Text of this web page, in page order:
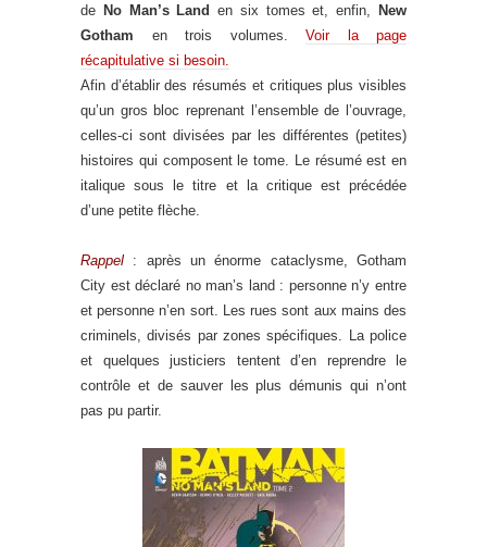
de No Man’s Land en six tomes et, enfin,
New
Gotham en trois volumes. Voir la page
récapitulative si besoin.
Afin d’établir des résumés et critiques plus visibles
qu’un gros bloc reprenant l’ensemble de l’ouvrage,
celles-ci sont divisées par les différentes (petites)
histoires qui composent le tome. Le résumé est en
italique sous le titre et la critique est précédée
d’une petite flèche.
Rappel : après un énorme cataclysme, Gotham
City est déclaré no man’s land : personne n’y entre
et personne n’en sort. Les rues sont aux mains des
criminels, divisés par zones spécifiques. La police
et quelques justiciers tentent d’en reprendre le
contrôle et de sauver les plus démunis qui n’ont
pas pu partir.